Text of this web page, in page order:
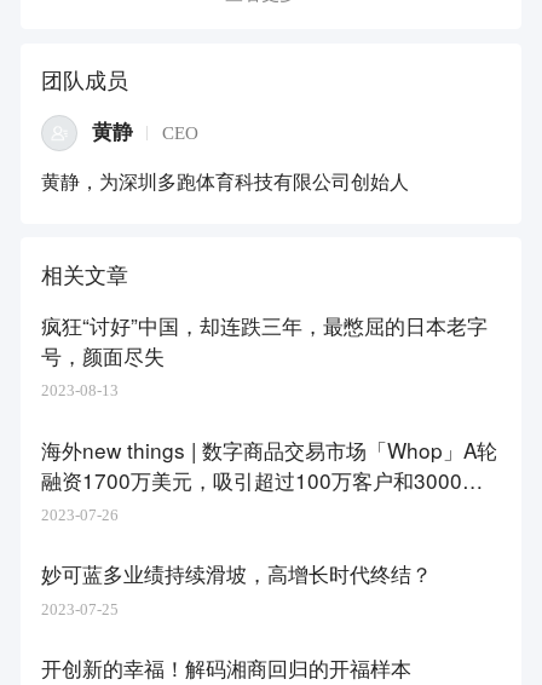
团队成员
黄静 CEO
黄静，为深圳多跑体育科技有限公司创始人
相关文章
疯狂“讨好”中国，却连跌三年，最憋屈的日本老字
号，颜面尽失
2023-08-13
海外new things | 数字商品交易市场「Whop」A轮
融资1700万美元，吸引超过100万客户和3000名
卖家
2023-07-26
妙可蓝多业绩持续滑坡，高增长时代终结？
2023-07-25
开创新的幸福！解码湘商回归的开福样本